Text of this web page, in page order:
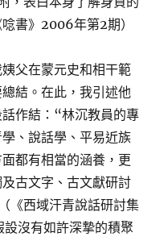
書》2006年第2期）
父在蒙元史和相干範
結。在此，我引述他
作結：“林沉教員的專
、說話學、平易近族
都有相當的涵養，更
古文字、古文獻研討
《西域汗青說話研討集
沒有如許深摯的積聚